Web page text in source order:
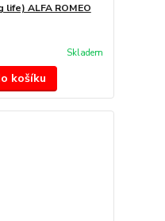
life) ALFA ROMEO
Skladem
košíku